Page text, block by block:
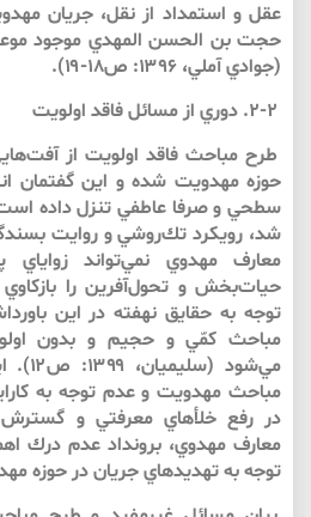
عقل و استمداد از نقل، جريان
حجت بن الحسن المهدي موجود موعود
(جوادي آملي، ۱۳۹۶: ص۱۸-۱۹).
۲-۲. دوري از مسائل فاقد اولويت
طرح مباحث فاقد اولويت از
حوزه مهدويت شده و اين گفتمان
سطحي و صرفا عاطفي تنزل داده
شد، رويكرد تك‌‌روشي و روايت
معارف مهدوي نمي‌‌تواند زواياي
حيات‌‌بخش و تحول‌‌آفرين را بازكاوي
توجه به حقايق نهفته در اين
مباحث كمّي و حجيم و بدون
مي‌‌شود
مباحث مهدويت و عدم توجه به
در رفع خلأهاي معرفتي و
معارف مهدوي، برونداد عدم درك
توجه به تهديدهاي جريان در حوزه